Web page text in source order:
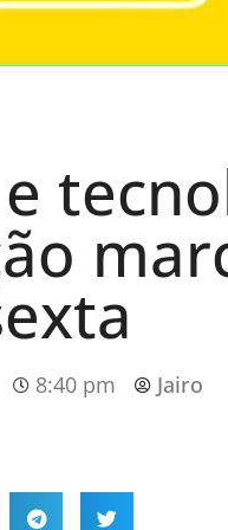
8:40 pm Jairo